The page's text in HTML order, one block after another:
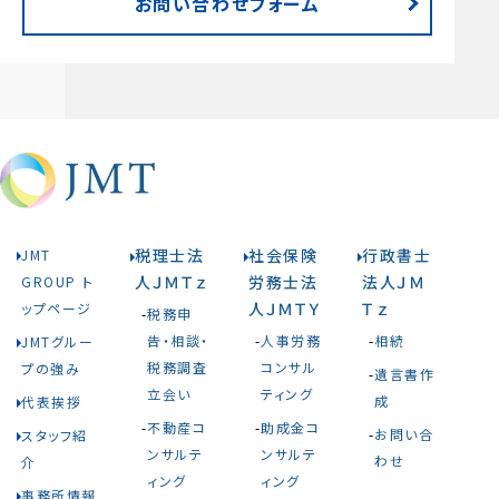
JMT
GROUP ト
ップページ
JMTグルー
プの強み
代表挨拶
スタッフ紹
介
事務所情報
税理士法
人ＪＭＴｚ
税務申
告・相談・
税務調査
立会い
不動産コ
ンサルテ
ィング
社会保険
労務士法
人ＪＭＴＹ
人事労務
コンサル
ティング
助成金コ
ンサルテ
ィング
行政書士
法人ＪＭ
Ｔｚ
相続
遺言書作
成
お問い合
わせ